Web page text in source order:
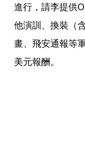
進行，請李提供
他演訓、換裝（
畫、飛安通報等
美元報酬。